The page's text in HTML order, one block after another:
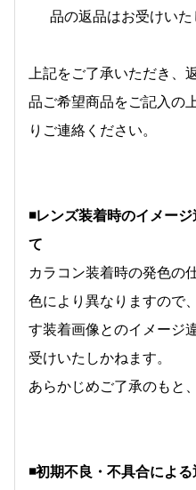
品の返品はお受けいた
上記をご了承いただき、
品ご希望商品をご記入の上
りご連絡ください。
◾️レンズ装着時のイメー
て
カラコン装着時の発色の
色により異なりますので
す装着画像とのイメージ
受けいたしかねます。
あらかじめご了承のもと
◾️初期不良・不具合によ